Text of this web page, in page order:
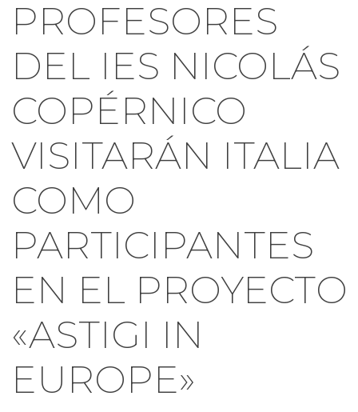
PROFESORES
DEL IES NICOLÁS
COPÉRNICO
VISITARÁN ITALIA
COMO
PARTICIPANTES
EN EL PROYECTO
«ASTIGI IN
EUROPE»